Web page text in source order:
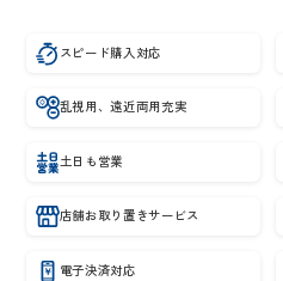
スピード購入対応
乱視用、遠近両用充実
土日も営業
店舗お取り置きサービス
電子決済対応